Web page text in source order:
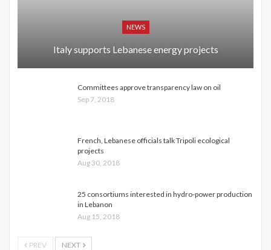
NEWS
Italy supports Lebanese energy projects
Committees approve transparency law on oil
Sep 7, 2018
French, Lebanese officials talk Tripoli ecological
projects
Aug 30, 2018
25 consortiums interested in hydro-power production
in Lebanon
Aug 15, 2018
PREV NEXT